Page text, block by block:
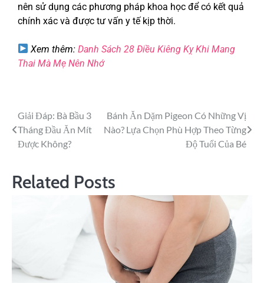
nên sử dụng các phương pháp khoa học để có kết quả
chính xác và được tư vấn y tế kịp thời.
Xem thêm:Danh Sách 28 Điều Kiêng Kỵ Khi Mang
Thai Mà Mẹ Nên Nhớ
Giải Đáp: Bà Bầu 3
Tháng Đầu Ăn Mít
Được Không?
Bánh Ăn Dặm Pigeon Có Những Vị
Nào? Lựa Chọn Phù Hợp Theo Từng
Độ Tuổi Của Bé
Related Posts